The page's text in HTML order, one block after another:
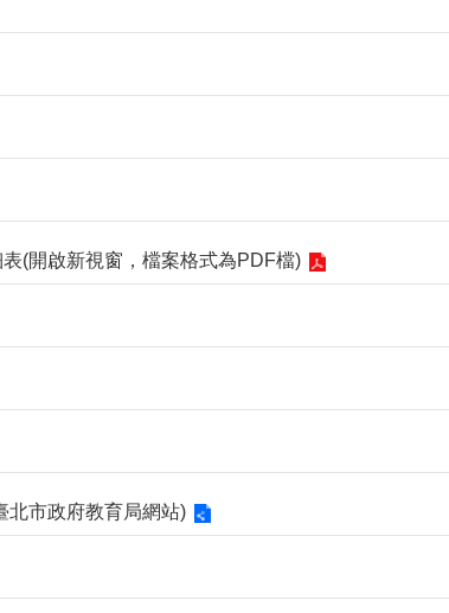
(開啟新視窗，檔案格式為PDF檔)
北市政府教育局網站)